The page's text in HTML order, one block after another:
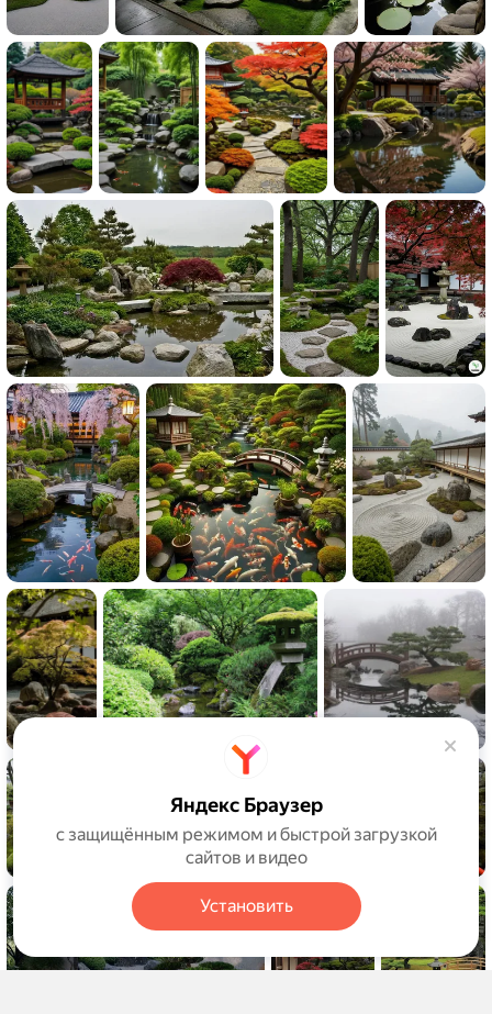
Яндекс Браузер
с защищённым режимом и быстрой загрузкой
сайтов и видео
Установить